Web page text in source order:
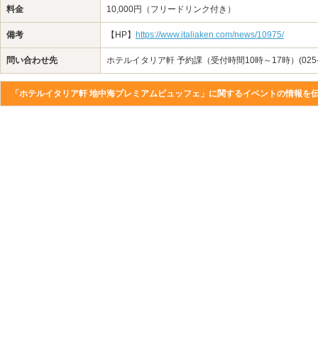
料金 10,000円（フリードリンク付き）
備考 【HP】 https://www.italiaken.com/news/10975/
問い合わせ先 ホテルイタリア軒 予約課（受付時間10時～17時）
「ホテルイタリア軒 地中海プレミアムビュッフェ」に関するイベントの情報を